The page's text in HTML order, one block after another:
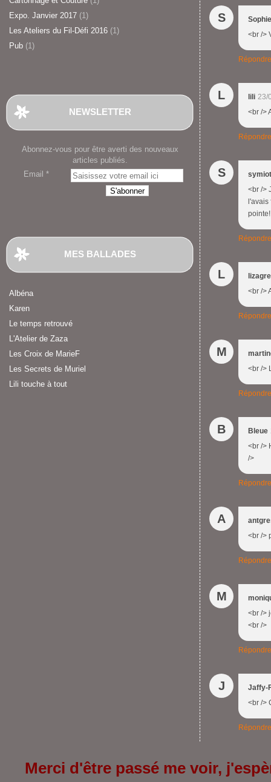
Expo. Janvier 2017 (1)
Les Ateliers du Fil-Défi 2016 (1)
Pub (1)
NEWSLETTER
Abonnez-vous pour être averti des nouveaux
articles publiés.
Email
MES BALLADES
Albéna
Karen
Le temps retrouvé
L'Atelier de Zaza
Les Croix de MarieF
Les Secrets de Muriel
Lili touche à tout
S
Sophie
<br />
Répondre
L lili 23/
<br />
Répondre
S
<br />
Répondre
L
<br />
Répondre
M
<br />
Répondre
B Bleue
<br />
/>
Répondre
A
<br />
Répondre
M
<br />
<br />
Répondre
J
Jaffy-
<br />
Répondre
Merci d'être passé me voir,